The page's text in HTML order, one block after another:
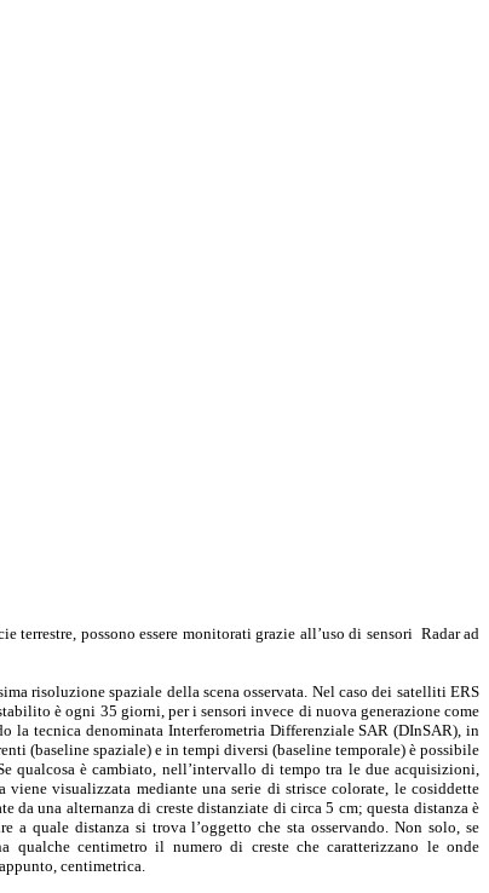
possono essere monitorati grazie all’uso di sensori Radar ad
risoluzione spaziale della scena osservata. Nel caso dei satelliti ERS
è ogni 35 giorni, per i sensori invece di nuova generazione come
tecnica denominata Interferometria Differenziale SAR (DInSAR), in
(baseline spaziale) e in tempi diversi (baseline temporale) è possibile
qualcosa è cambiato, nell’intervallo di tempo tra le due acquisizioni,
viene visualizzata mediante una serie di strisce colorate, le cosiddette
una alternanza di creste distanziate di circa 5 cm; questa distanza è
a quale distanza si trova l’oggetto che sta osservando. Non solo, se
centimetro il numero di creste che caratterizzano le onde
centimetrica.